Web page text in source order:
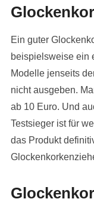
Ein guter
beispielsweise ein
Modelle jenseits
nicht ausgeben.
ab 10 Euro. Und
Testsieger ist für
das Produkt